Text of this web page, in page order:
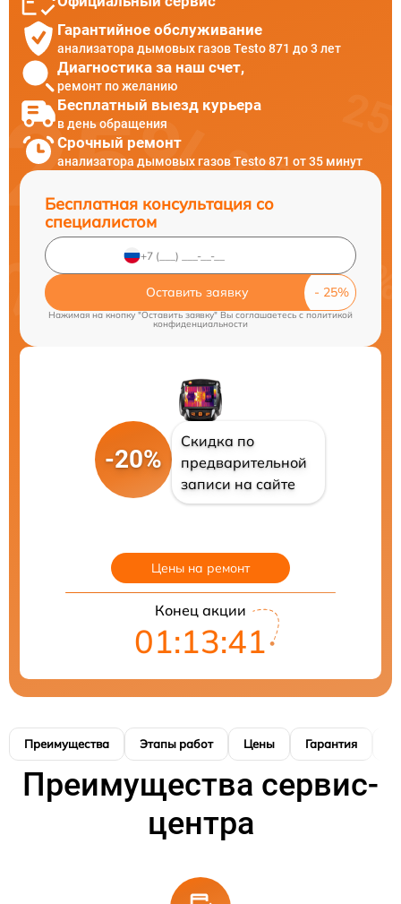
Гарантийное обслуживание
анализатора дымовых газов Testo 871 до 3 лет
Диагностика за наш счет,
ремонт по желанию
Бесплатный выезд курьера
в день обращения
Срочный ремонт
анализатора дымовых газов Testo 871 от 35 минут
Бесплатная консультация со
специалистом
Оставить заявку
Нажимая на кнопку "Оставить заявку" Вы соглашаетесь cполитикой
конфиденциальности
-20%
Скидка по
предварительной
записи на сайте
Цены на ремонт
Конец акции
01:13:40
Преимущества Этапы работ Цены Гарантия
Преимущества сервис-
центра